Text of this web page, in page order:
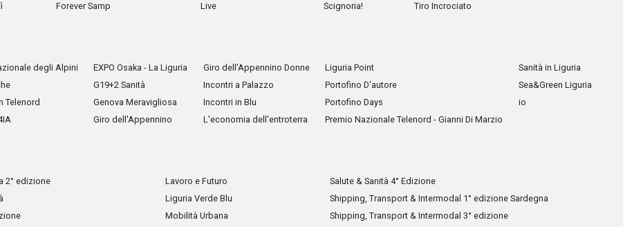
Forever Samp
Live
Scignoria!
Tiro Incrociato
degli Alpini
Telenord
EXPO Osaka - La Liguria
G19+2 Sanità
Genova Meravigliosa
Giro dell'Appennino
Giro dell'Appennino Donne
Incontri a Palazzo
Incontri in Blu
L'economia dell'entroterra
Liguria Point
Portofino D'autore
Portofino Days
Premio Nazionale Telenord - Gianni Di Marzio
Sanità in Liguria
Sea&Green Liguria
io
2° edizione
Lavoro e Futuro
Liguria Verde Blu
Mobilità Urbana
Salute & Sanità 4° Edizione
Shipping, Transport & Intermodal 1° edizione Sardegna
Shipping, Transport & Intermodal 3° edizione